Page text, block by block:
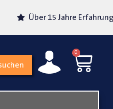
Über 15 Jahre Erfahrung
0